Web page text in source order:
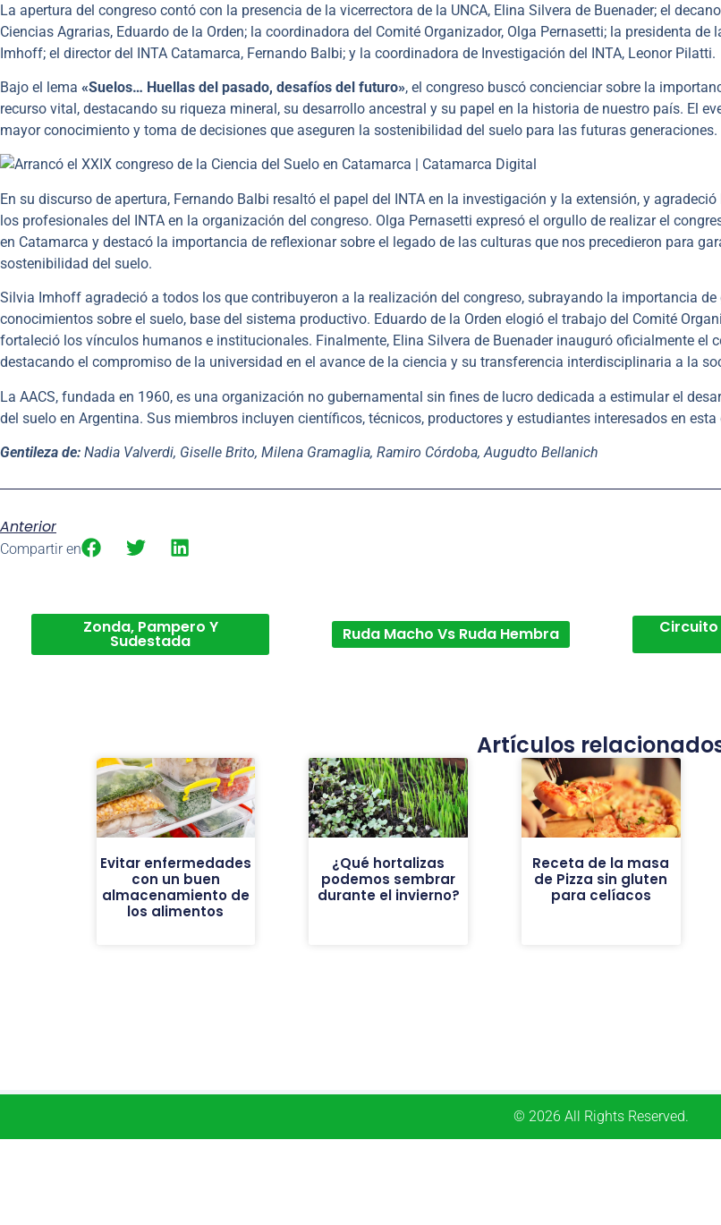
La apertura del congreso contó con la presencia de la vicerrectora de la UNCA, Elina Silvera de Buenader; el
Ciencias Agrarias, Eduardo de la Orden; la coordinadora del Comité Organizador, Olga Pernasetti; la presidenta de
Imhoff; el director del INTA Catamarca, Fernando Balbi; y la coordinadora de Investigación del INTA, Leonor Pilatti.
Bajo el lema «Suelos… Huellas del pasado, desafíos del futuro», el congreso buscó concienciar sobre la
recurso vital, destacando su riqueza mineral, su desarrollo ancestral y su papel en la historia de nuestro país. El
mayor conocimiento y toma de decisiones que aseguren la sostenibilidad del suelo para las futuras generaciones.
En su discurso de apertura, Fernando Balbi resaltó el papel del INTA en la investigación y la extensión, y
los profesionales del INTA en la organización del congreso. Olga Pernasetti expresó el orgullo de realizar el
en Catamarca y destacó la importancia de reflexionar sobre el legado de las culturas que nos precedieron para
sostenibilidad del suelo.
Silvia Imhoff agradeció a todos los que contribuyeron a la realización del congreso, subrayando la importancia
conocimientos sobre el suelo, base del sistema productivo. Eduardo de la Orden elogió el trabajo del Comité
fortaleció los vínculos humanos e institucionales. Finalmente, Elina Silvera de Buenader inauguró oficialmente el
destacando el compromiso de la universidad en el avance de la ciencia y su transferencia interdisciplinaria a la
La AACS, fundada en 1960, es una organización no gubernamental sin fines de lucro dedicada a estimular el
del suelo en Argentina. Sus miembros incluyen científicos, técnicos, productores y estudiantes interesados en
Gentileza de: Nadia Valverdi, Giselle Brito, Milena Gramaglia, Ramiro Córdoba, Augudto Bellanich
Anterior
Compartir en
Zonda, Pampero Y
Sudestada Ruda Macho Vs Ruda Hembra
Artículos
Evitar enfermedades
con un buen
almacenamiento de
los alimentos
¿Qué hortalizas
podemos sembrar
durante el invierno?
Receta de la masa
de Pizza sin gluten
para celíacos
© 2026 All Rights Reserved.